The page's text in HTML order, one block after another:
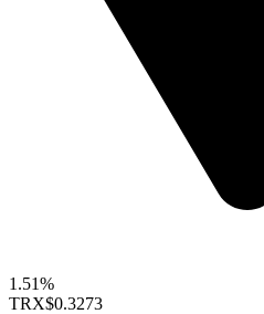
1.51%
TRX$0.3273